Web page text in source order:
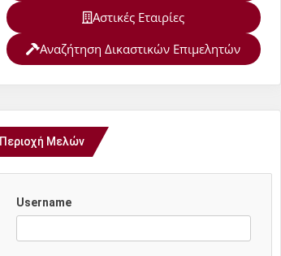
Αστικές Εταιρίες
Αναζήτηση Δικαστικών Επιμελητών
Περιοχή Μελών
Username